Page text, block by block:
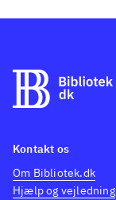
Kontakt os
Om Bibliotek.dk
Hjælp og vejledning